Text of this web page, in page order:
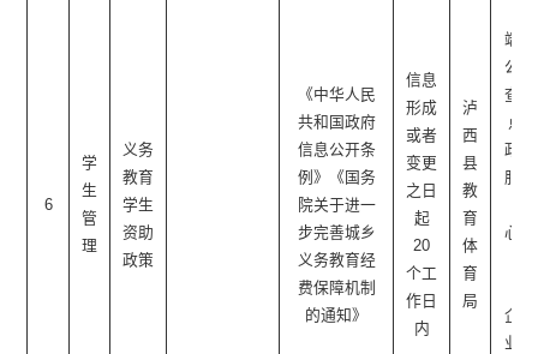
6
学
生
管
理
义务
教育
学生
资助
政策
《中华人民
共和国政府
信息公开条
例》《国务
院关于进一
步完善城乡
义务教育经
费保障机制
的通知》
信息
形成
或者
变更
之日
起
20
个工
作日
内
泸
西
县
教
育
体
育
局
端、
公开
查阅
点□
政务
服务
心、
企事
业单